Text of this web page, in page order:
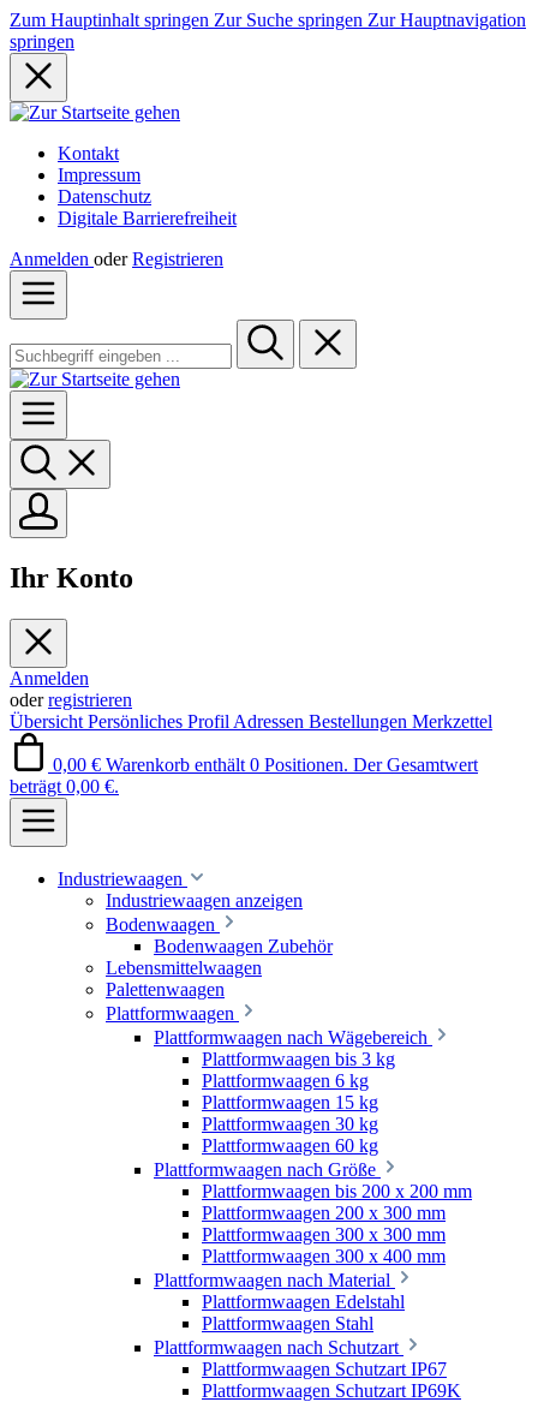
Zum Hauptinhalt springen Zur Suche springen Zur Hauptnavigation
springen
Kontakt
Impressum
Datenschutz
Digitale Barrierefreiheit
Anmelden oder Registrieren
Ihr Konto
Anmelden
oderregistrieren
Übersicht Persönliches Profil Adressen Bestellungen Merkzettel
0,00 € Warenkorb enthält 0 Positionen. Der Gesamtwert
beträgt 0,00 €.
Industriewaagen
Industriewaagen anzeigen
Bodenwaagen
Bodenwaagen Zubehör
Lebensmittelwaagen
Palettenwaagen
Plattformwaagen
Plattformwaagen nach Wägebereich
Plattformwaagen bis 3 kg
Plattformwaagen 6 kg
Plattformwaagen 15 kg
Plattformwaagen 30 kg
Plattformwaagen 60 kg
Plattformwaagen nach Größe
Plattformwaagen bis 200 x 200 mm
Plattformwaagen 200 x 300 mm
Plattformwaagen 300 x 300 mm
Plattformwaagen 300 x 400 mm
Plattformwaagen nach Material
Plattformwaagen Edelstahl
Plattformwaagen Stahl
Plattformwaagen nach Schutzart
Plattformwaagen Schutzart IP67
Plattformwaagen Schutzart IP69K